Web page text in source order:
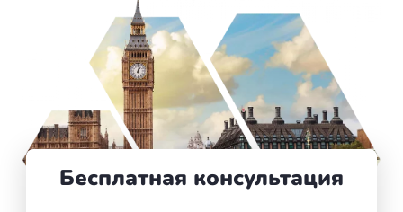
Бесплатная консультация
Израиль
Гренада
+7(499)938-68-05
Финляндия
Нидерланды
Германия